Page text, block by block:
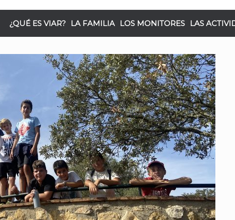
¿QUÉ ES VIAR? LA FAMILIA LOS MONITORES LAS